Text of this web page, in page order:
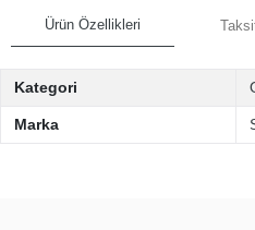
Ürün Özellikleri
Kategori
Marka